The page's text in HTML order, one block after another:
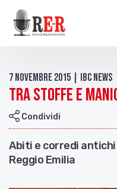
Salta al contenuto
7 Novembre 2015 | IBC news
Tra stoffe e
Condividi
Abiti e corredi
Reggio Emilia